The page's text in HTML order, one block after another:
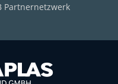
Partnernetzwerk